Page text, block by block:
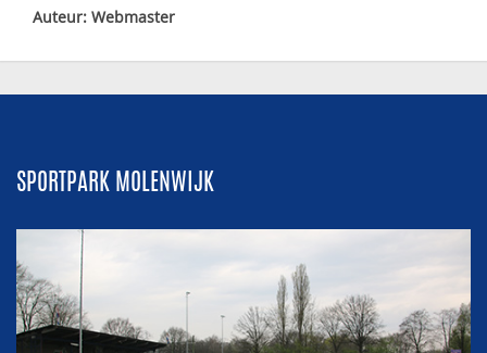
Auteur: Webmaster
SPORTPARK MOLENWIJK